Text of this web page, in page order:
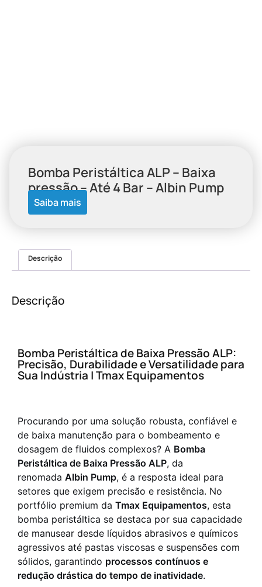
Bomba Peristáltica ALP – Baixa
pressão – Até 4 Bar – Albin Pump
Saiba mais
Descrição
Descrição
Bomba Peristáltica de Baixa Pressão ALP:
Precisão, Durabilidade e Versatilidade para
Sua Indústria | Tmax Equipamentos
Procurando por uma solução robusta, confiável e
de baixa manutenção para o bombeamento e
dosagem de fluidos complexos? A Bomba
Peristáltica de Baixa Pressão ALP, da
renomada Albin Pump, é a resposta ideal para
setores que exigem precisão e resistência. No
portfólio premium da Tmax Equipamentos, esta
bomba peristáltica se destaca por sua capacidade
de manusear desde líquidos abrasivos e químicos
agressivos até pastas viscosas e suspensões com
sólidos, garantindo processos contínuos e
redução drástica do tempo de inatividade.